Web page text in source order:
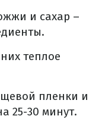
и сахар –
теплое
пленки и
25-30 минут.